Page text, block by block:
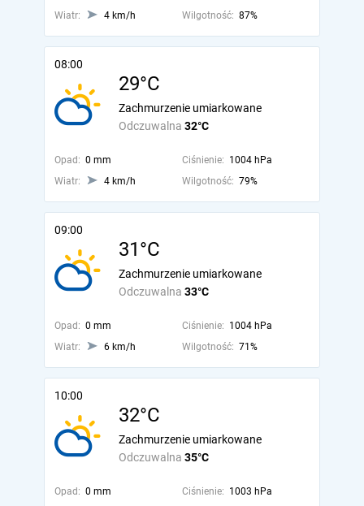
Wiatr: 4 km/h Wilgotność: 87%
08:00
29°C
Odczuwalna 32°C
Zachmurzenie umiarkowane
Opad: 0 mm Ciśnienie: 1004 hPa
Wiatr:
4 km/h Wilgotność: 79%
09:00
31°C
Odczuwalna 33°C
Zachmurzenie umiarkowane
Opad: 0 mm Ciśnienie: 1004 hPa
Wiatr:
6 km/h Wilgotność: 71%
10:00
32°C
Odczuwalna 35°C
Zachmurzenie umiarkowane
Opad: 0 mm Ciśnienie: 1003 hPa